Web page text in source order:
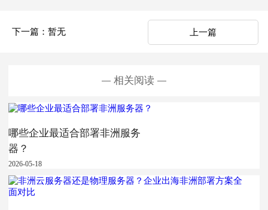
下一篇：暂无 上一篇
相关阅读
哪些企业最适合部署非洲服务
器？
2026-05-18